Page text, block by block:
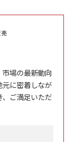
場の最新動向
元に密着しなが
、ご満足いただ